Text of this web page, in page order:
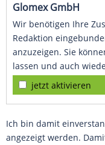
Glomex GmbH
Wir benötigen Ihre
Redaktion
anzuzeigen. Sie
lassen und auch
jetzt aktivieren
Ich bin damit
angezeigt werden.